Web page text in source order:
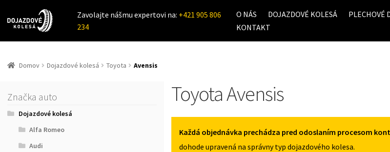
Zavolajte nášmu expertovi na: +421 905 806
234
O NÁS DOJAZDOVÉ KOLESÁ PLECHOVÉ
KONTAKT
Domov Dojazdové kolesá Toyota Avensis
Značka auto
Dojazdové kolesá
Alfa Romeo
Audi
Toyota Avensis
Každá objednávka prechádza pred odoslaním procesom
dohode upravená na správny typ dojazdového kolesa.